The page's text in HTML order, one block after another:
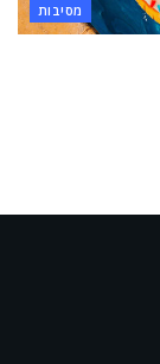
מסיבות